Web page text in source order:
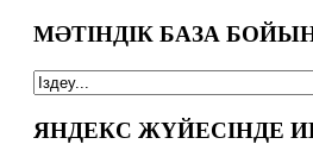
МӘТІНДІК БАЗА
ЯНДЕКС ЖҮЙЕСІНДЕ